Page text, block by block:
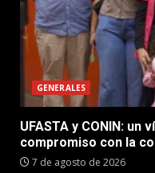
GENERALES
UFASTA y CONIN: un
compromiso con la
7 de agosto de 2026